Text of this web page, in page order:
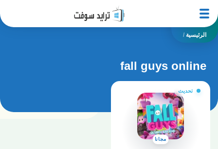
الرئيسية /
fall guys online
تحديث
مجانا